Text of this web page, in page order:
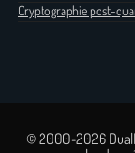
Cryptographie post-
© 2000-2026